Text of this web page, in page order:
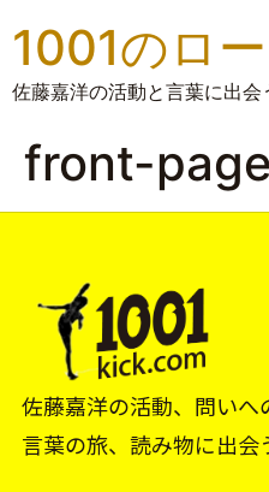
1001のロ
佐藤嘉洋の活動と言葉に出会
front-page
佐藤嘉洋の活動、問いへ
言葉の旅、読み物に出会